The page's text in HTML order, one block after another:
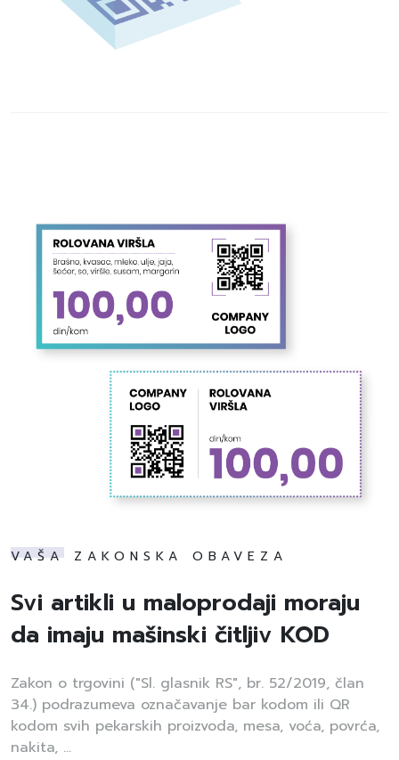
VAŠA ZAKONSKA OBAVEZA
Svi artikli u maloprodaji moraju
da imaju mašinski čitljiv KOD
Zakon o trgovini ("Sl. glasnik RS", br. 52/2019, član
34.) podrazumeva označavanje bar kodom ili QR
kodom svih pekarskih proizvoda, mesa, voća, povrća,
nakita, ...